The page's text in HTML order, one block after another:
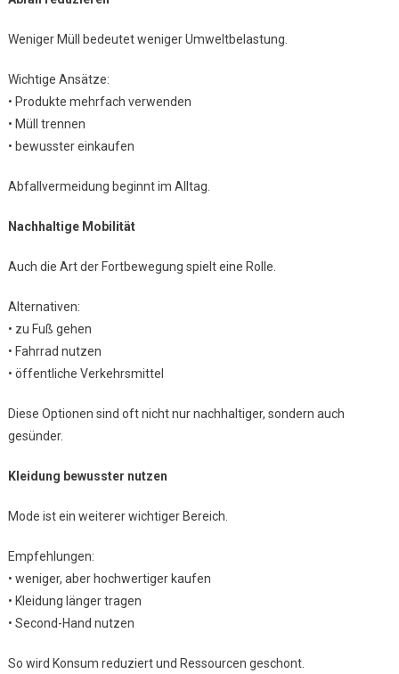
Weniger Müll bedeutet weniger Umweltbelastung.
Wichtige Ansätze:
• Produkte mehrfach verwenden
• Müll trennen
• bewusster einkaufen
Abfallvermeidung beginnt im Alltag.
Nachhaltige Mobilität
Auch die Art der Fortbewegung spielt eine Rolle.
Alternativen:
• zu Fuß gehen
• Fahrrad nutzen
• öffentliche Verkehrsmittel
Diese Optionen sind oft nicht nur nachhaltiger, sondern auch
gesünder.
Kleidung bewusster nutzen
Mode ist ein weiterer wichtiger Bereich.
Empfehlungen:
• weniger, aber hochwertiger kaufen
• Kleidung länger tragen
• Second-Hand nutzen
So wird Konsum reduziert und Ressourcen geschont.